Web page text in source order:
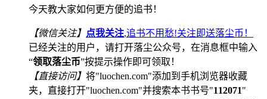
今天教大家如何更方便的追书！
【微信关注】 点我关注,追书不用愁!关注即送落尘币！
已经关注的用户，请打开落尘公众号，在消息框中输入
“领取落尘币”按提示操作即可领取！
【直接访问】 将"luochen.com"添加到手机浏览器收藏
夹，直接打开"luochen.com"并搜索本书书号"112071"